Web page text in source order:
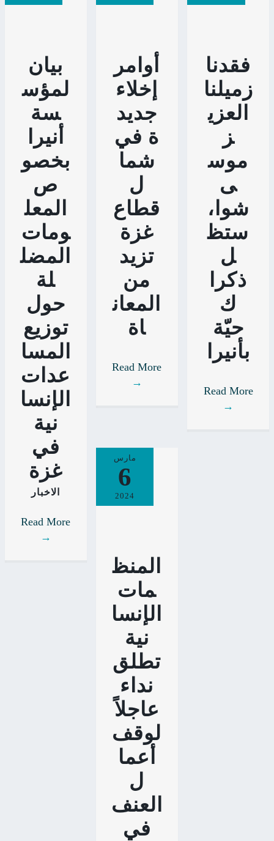
بيان
لمؤس
سة
أنيرا
بخصو
ص
المعل
ومات
المضل
لة
حول
توزيع
المسا
عدات
الإنسا
نية
في
غزة
الاخبار
Read More
→
أوامر
إخلاء
جديد
ة في
شما
ل
قطاع
غزة
تزيد
من
المعان
اة
Read More
→
فقدنا
زميلنا
العزي
ز
موس
ى
شوا،
ستظ
ل
ذكرا
ك
حيّة
بأنيرا
Read More
→
مارس
6
2024
المنظ
مات
الإنسا
نية
تطلق
نداء
عاجلاً
لوقف
أعما
ل
العنف
في